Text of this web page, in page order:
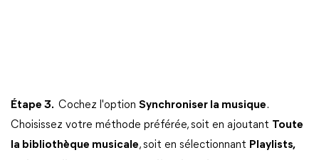
Étape 3. Cochez l'option Synchroniser la musique.
Choisissez votre méthode préférée, soit en ajoutant Toute
la bibliothèque musicale, soit en sélectionnant Playlists,